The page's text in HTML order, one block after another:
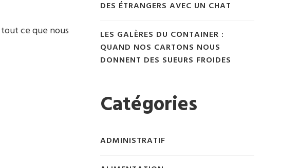
ce que nous
DES ÉTRANGERS AVEC UN CHAT
LES GALÈRES DU CONTAINER :
QUAND NOS CARTONS NOUS
DONNENT DES SUEURS FROIDES
Catégories
ADMINISTRATIF